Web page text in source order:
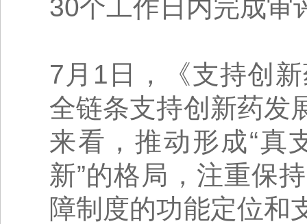
30个工作日内完成审
7月1日，《支持创
全链条支持创新药发
来看，推动形成“真
新”的格局，注重保
障制度的功能定位和